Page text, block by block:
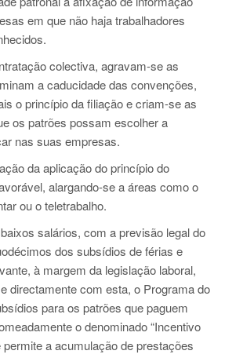
em que não haja trabalhadores
colectiva, agravam-se as
a caducidade das convenções,
o princípio da filiação e criam-se as
os patrões possam escolher a
nas suas empresas.
da aplicação do princípio do
alargando-se a áreas como o
ou o teletrabalho.
salários, com a previsão legal do
dos subsídios de férias e
à margem da legislação laboral,
directamente com esta, o Programa do
para os patrões que paguem
o denominado “Incentivo
permite a acumulação de prestações